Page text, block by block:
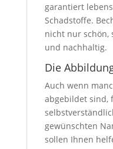
garantiert
Schadstoffe.
nicht nur schön,
und nachhaltig.
Die
Auch wenn
abgebildet sind,
gewünschten
sollen Ihnen